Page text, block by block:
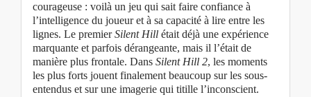
courageuse : voilà un jeu qui sait faire confiance à
l’intelligence du joueur et à sa capacité à lire entre les
lignes. Le premierSilent Hill était déjà une expérience
marquante et parfois dérangeante, mais il l’était de
manière plus frontale. Dans Silent Hill 2, les moments
les plus forts jouent finalement beaucoup sur les sous-
entendus et sur une imagerie qui titille l’inconscient.